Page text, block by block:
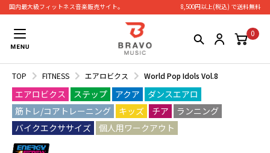
国内最大級フィットネス⾳楽販売サイト。 8,500円以上(税込) で送料無料
0
TOP FITNESS エアロビクス World Pop Idols Vol.8
エアロビクス ステップ アクア
ダンスエアロ
筋トレ/コアトレーニング
キッズ チア
ランニング
バイクエクササイズ
個人用ワークアウト